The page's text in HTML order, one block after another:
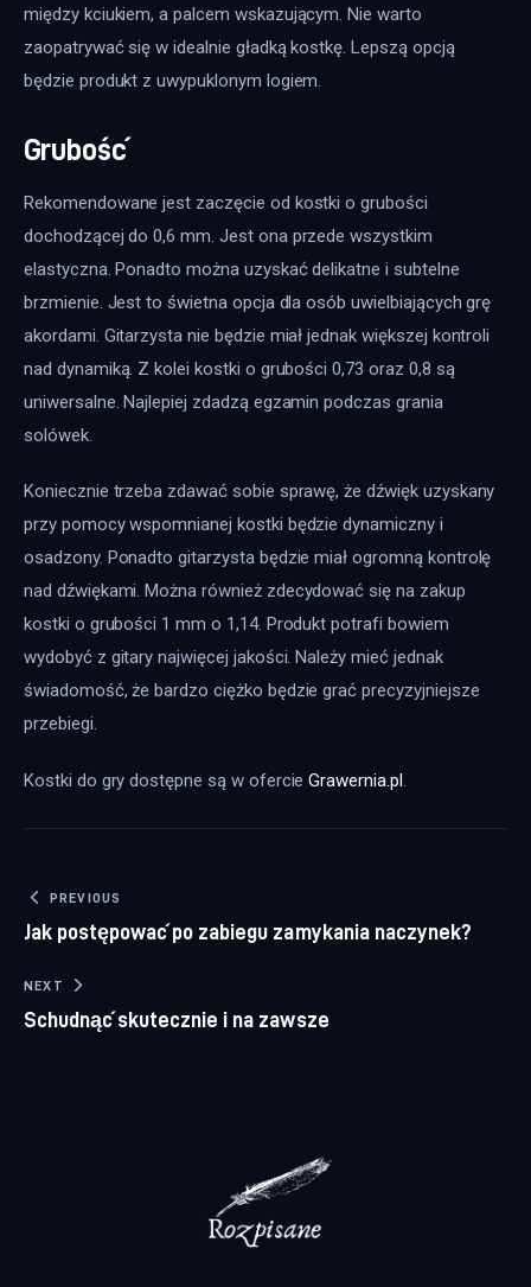
między kciukiem, a palcem wskazującym. Nie warto
zaopatrywać się w idealnie gładką kostkę. Lepszą opcją
będzie produkt z uwypuklonym logiem.
Grubość
Rekomendowane jest zaczęcie od kostki o grubości
dochodzącej do 0,6 mm. Jest ona przede wszystkim
elastyczna. Ponadto można uzyskać delikatne i subtelne
brzmienie. Jest to świetna opcja dla osób uwielbiających grę
akordami. Gitarzysta nie będzie miał jednak większej kontroli
nad dynamiką. Z kolei kostki o grubości 0,73 oraz 0,8 są
uniwersalne. Najlepiej zdadzą egzamin podczas grania
solówek.
Koniecznie trzeba zdawać sobie sprawę, że dźwięk uzyskany
przy pomocy wspomnianej kostki będzie dynamiczny i
osadzony. Ponadto gitarzysta będzie miał ogromną kontrolę
nad dźwiękami. Można również zdecydować się na zakup
kostki o grubości 1 mm o 1,14. Produkt potrafi bowiem
wydobyć z gitary najwięcej jakości. Należy mieć jednak
świadomość, że bardzo ciężko będzie grać precyzyjniejsze
przebiegi.
Kostki do gry dostępne są w ofercie Grawernia.pl.
Nawigacja wpisu
PREVIOUS
Jak postępować po zabiegu zamykania naczynek?
NEXT
Schudnąć skutecznie i na zawsze